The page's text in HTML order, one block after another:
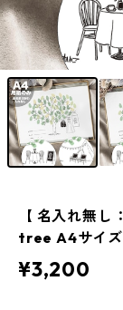
【 名入れ無
tree A4サイ
¥3,200